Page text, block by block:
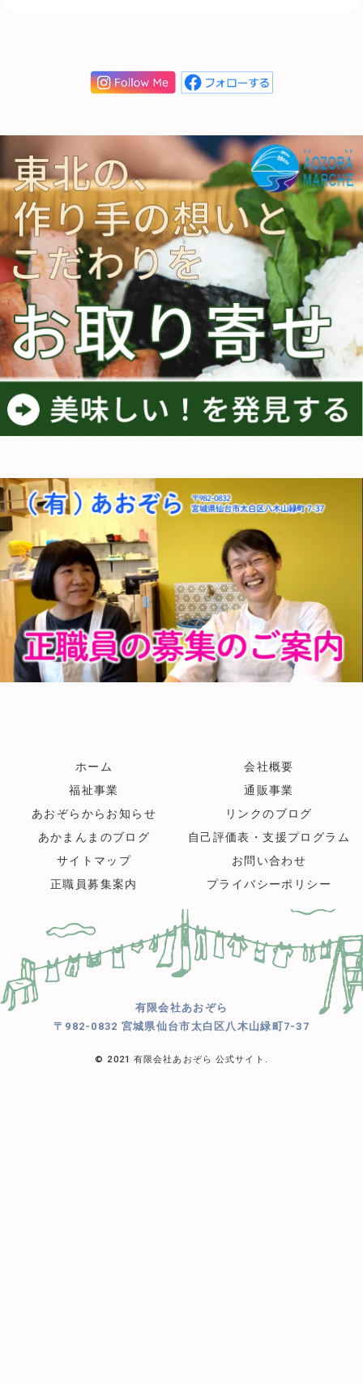
ホーム
会社概要
福祉事業
通販事業
あおぞらからお知らせ
リンクのブログ
あかまんまのブログ
自己評価表・支援プログラム
サイトマップ
お問い合わせ
正職員募集案内
プライバシーポリシー
有限会社あおぞら
〒982-0832 宮城県仙台市太白区八木山緑町7-37
© 2021 有限会社あおぞら 公式サイト.